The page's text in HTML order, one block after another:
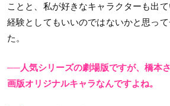
ことと、私が好きなキャラクターも出
経験としてもいいのではないかと思っ
た。
──人気シリーズの劇場版ですが、橋本
画版オリジナルキャラなんですよね。